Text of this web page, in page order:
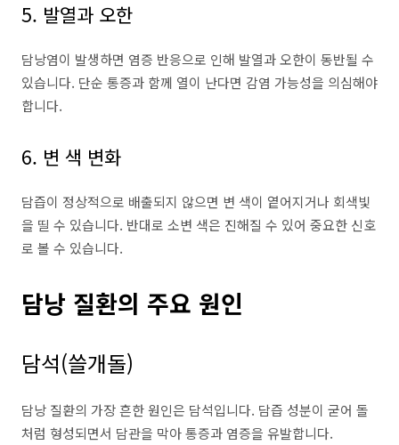
5. 발열과 오한
담낭염이 발생하면 염증 반응으로 인해 발열과 오한이 동반될 수
있습니다. 단순 통증과 함께 열이 난다면 감염 가능성을 의심해야
합니다.
6. 변 색 변화
담즙이 정상적으로 배출되지 않으면 변 색이 옅어지거나 회색빛
을 띨 수 있습니다. 반대로 소변 색은 진해질 수 있어 중요한 신호
로 볼 수 있습니다.
담낭 질환의 주요 원인
담석(쓸개돌)
담낭 질환의 가장 흔한 원인은 담석입니다. 담즙 성분이 굳어 돌
처럼 형성되면서 담관을 막아 통증과 염증을 유발합니다.